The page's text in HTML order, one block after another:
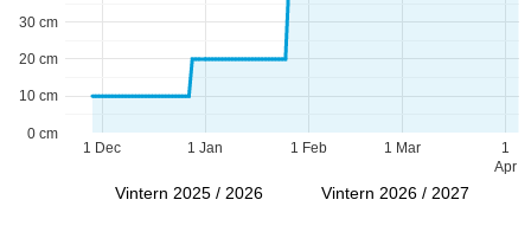
1 Dec 1 Jan 1 Feb 1 Mar
1
Apr
0 cm
10 cm
20 cm
30 cm
Vintern 2025 / 2026 Vintern 2026 / 2027